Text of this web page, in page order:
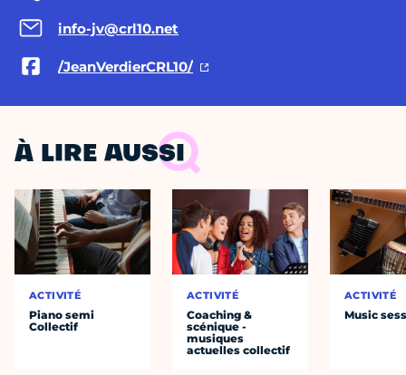
info-jv@crl10.net
/JeanVerdierCRL10/
À LIRE AUSSI
ACTIVITÉ
Piano semi
Collectif
ACTIVITÉ
Coaching &
scénique -
musiques
actuelles collectif
ACTIVITÉ
Music